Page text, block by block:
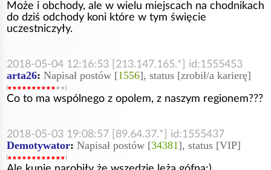
Może i obchody, ale w wielu miejscach na chodnikach
do dziś odchody koni które w tym święcie
uczestniczyły.
2018-05-04 12:16:53 [213.147.165.*] id:1555453
arta26: Napisał postów [1556], status [zrobił/a karierę]
Co to ma wspólnego z opolem, z naszym regionem???
2018-05-03 19:08:57 [89.64.37.*] id:1555437
Demotywator: Napisał postów [34381], status [VIP]